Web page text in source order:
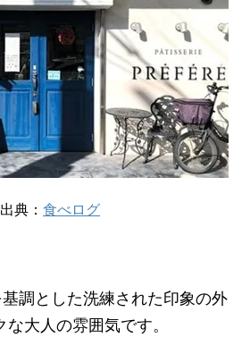
出典： 食べログ
調とした洗練された印象の外
大人の雰囲気です。